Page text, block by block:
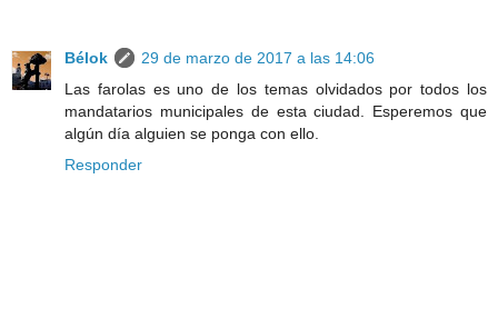
Bélok
29 de marzo de 2017 a las 14:06
Las farolas es uno de los temas olvidados por todos los
mandatarios municipales de esta ciudad. Esperemos que
algún día alguien se ponga con ello.
Responder